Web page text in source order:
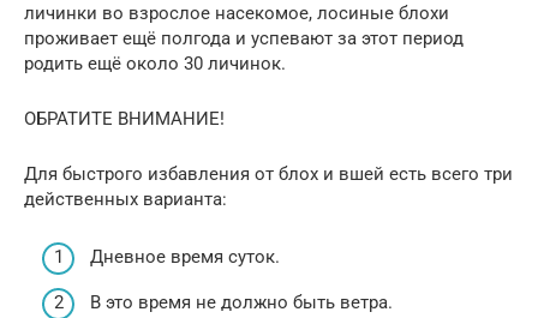
личинки во взрослое насекомое, лосиные блохи
проживает ещё полгода и успевают за этот период
родить ещё около 30 личинок.
ОБРАТИТЕ ВНИМАНИЕ!
Для быстрого избавления от блох и вшей есть всего три
действенных варианта:
Дневное время суток.
В это время не должно быть ветра.